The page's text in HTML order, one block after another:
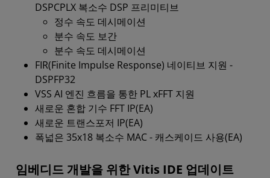
DSPCPLX 복소수 DSP 프리미티브
정수 속도 데시메이션
분수 속도 보간
분수 속도 데시메이션
FIR(Finite Impulse Response) 네이티브 지원 -
DSPFP32
VSS AI 엔진 흐름을 통한 PL xFFT 지원
새로운 혼합 기수 FFT IP(EA)
새로운 트랜스포저 IP(EA)
폭넓은 35x18 복소수 MAC - 캐스케이드 사용(EA)
임베디드 개발을 위한 Vitis IDE 업데이트